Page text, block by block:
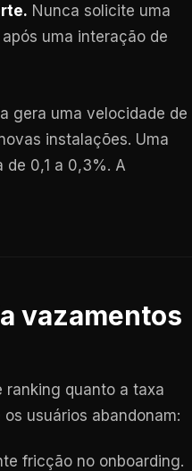
Nunca solicite uma
uma interação de
gera uma velocidade de
instalações. Uma
0,1 a 0,3%. A
vazamentos
ranking quanto a taxa
os usuários abandonam:
fricção no onboarding.